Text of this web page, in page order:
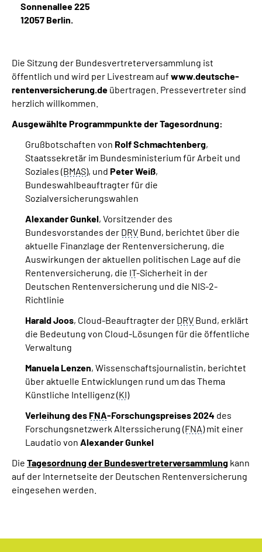
Sonnenallee 225
12057 Berlin.
Die Sitzung der Bundesvertreterversammlung ist
öffentlich und wird per Livestream auf www.deutsche-
rentenversicherung.de übertragen. Pressevertreter sind
herzlich willkommen.
Ausgewählte Programmpunkte der Tagesordnung:
Grußbotschaften von Rolf Schmachtenberg,
Staatssekretär im Bundesministerium für Arbeit und
Soziales (BMAS), und Peter Weiß,
Bundeswahlbeauftragter für die
Sozialversicherungswahlen
Alexander Gunkel, Vorsitzender des
Bundesvorstandes der DRV Bund, berichtet über die
aktuelle Finanzlage der Rentenversicherung, die
Auswirkungen der aktuellen politischen Lage auf die
Rentenversicherung, die IT-Sicherheit in der
Deutschen Rentenversicherung und die NIS-2-
Richtlinie
Harald Joos, Cloud-Beauftragter der DRV Bund, erklärt
die Bedeutung von Cloud-Lösungen für die öffentliche
Verwaltung
Manuela Lenzen, Wissenschaftsjournalistin, berichtet
über aktuelle Entwicklungen rund um das Thema
Künstliche Intelligenz (KI)
Verleihung des FNA-Forschungspreises 2024 des
Forschungsnetzwerk Alterssicherung (FNA) mit einer
Laudatio von Alexander Gunkel
Die Tagesordnung der Bundesvertreterversammlung kann
auf der Internetseite der Deutschen Rentenversicherung
eingesehen werden.